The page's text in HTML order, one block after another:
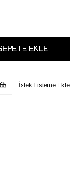
İstek Listeme Ekle